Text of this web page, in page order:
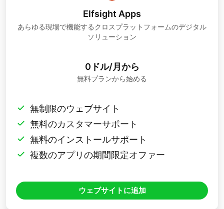
Elfsight Apps
あらゆる現場で機能するクロスプラットフォームのデジタル
ソリューション
0ドル/月から
無料プランから始める
無制限のウェブサイト
無料のカスタマーサポート
無料のインストールサポート
複数のアプリの期間限定オファー
ウェブサイトに追加